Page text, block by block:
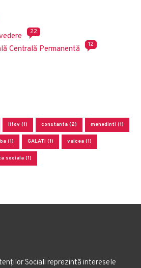
22
Centrală Permanentă 12
ilfov (1) constanta (2) mehedinti (1)
(1) GALATI (1) valcea (1)
sociala (1)
Sociali reprezintă interesele